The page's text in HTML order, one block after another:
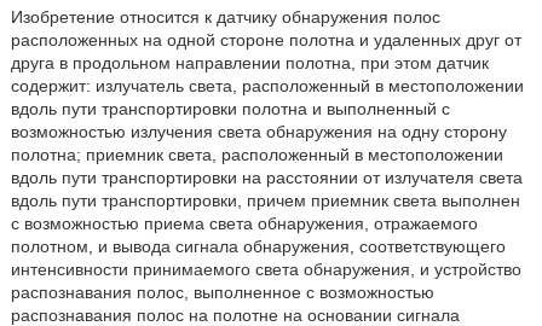
Изобретение относится к датчику обнаружения полос
расположенных на одной стороне полотна и удаленных друг от
друга в продольном направлении полотна, при этом датчик
содержит: излучатель света, расположенный в местоположении
вдоль пути транспортировки полотна и выполненный с
возможностью излучения света обнаружения на одну сторону
полотна; приемник света, расположенный в местоположении
вдоль пути транспортировки на расстоянии от излучателя света
вдоль пути транспортировки, причем приемник света выполнен
с возможностью приема света обнаружения, отражаемого
полотном, и вывода сигнала обнаружения, соответствующего
интенсивности принимаемого света обнаружения, и устройство
распознавания полос, выполненное с возможностью
распознавания полос на полотне на основании сигнала